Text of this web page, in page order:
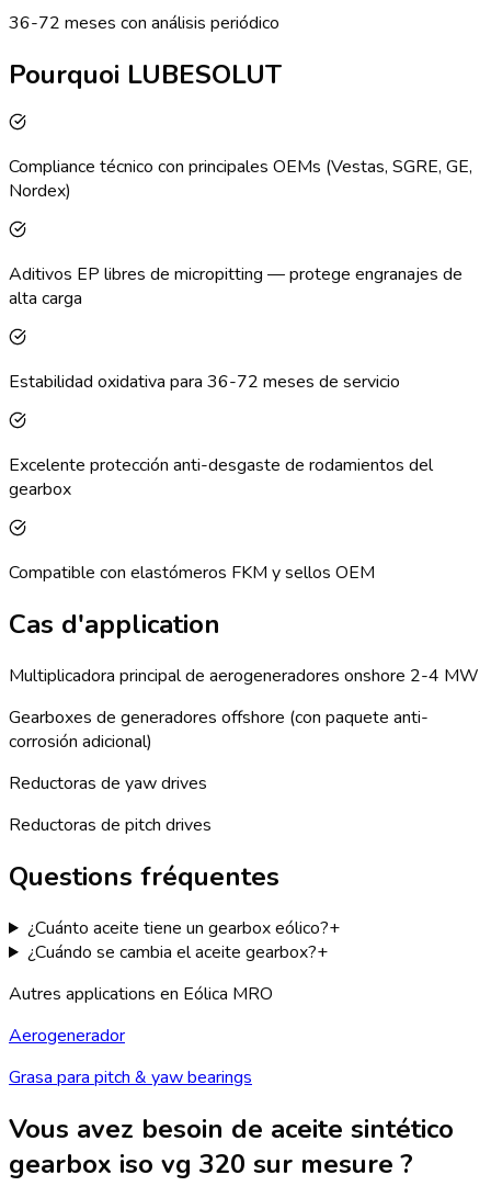
36-72 meses con análisis periódico
Pourquoi LUBESOLUT
Compliance técnico con principales OEMs (Vestas, SGRE, GE,
Nordex)
Aditivos EP libres de micropitting — protege engranajes de
alta carga
Estabilidad oxidativa para 36-72 meses de servicio
Excelente protección anti-desgaste de rodamientos del
gearbox
Compatible con elastómeros FKM y sellos OEM
Cas d'application
Multiplicadora principal de aerogeneradores onshore 2-4 MW
Gearboxes de generadores offshore (con paquete anti-
corrosión adicional)
Reductoras de yaw drives
Reductoras de pitch drives
Questions fréquentes
¿Cuánto aceite tiene un gearbox eólico?+
¿Cuándo se cambia el aceite gearbox?+
Autres applications en Eólica MRO
Aerogenerador
Grasa para pitch & yaw bearings
Vous avez besoin de aceite sintético
gearbox iso vg 320 sur mesure ?